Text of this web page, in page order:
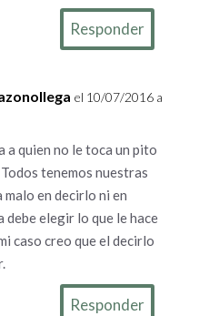
Responder
el 10/07/2016 a
a quien no le toca un pito
tenemos nuestras
malo en decirlo ni en
debe elegir lo que le hace
caso creo que el decirlo
Responder